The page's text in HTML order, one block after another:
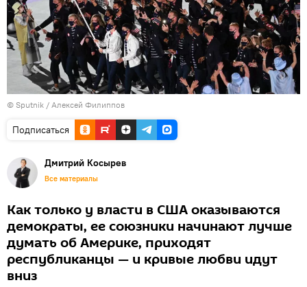
© Sputnik / Алексей Филиппов
Подписаться
Дмитрий Косырев
Все материалы
Как только у власти в США оказываются
демократы, ее союзники начинают лучше
думать об Америке, приходят
республиканцы — и кривые любви идут
вниз